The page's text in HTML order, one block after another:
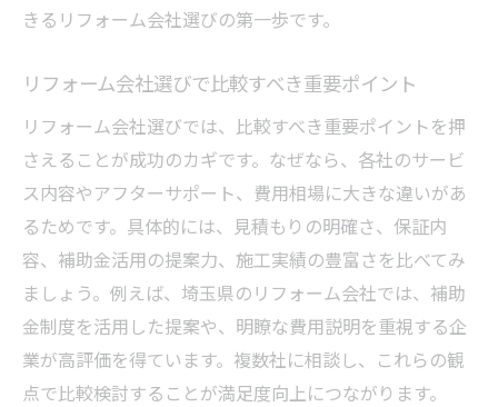
おすすめリフォーム会社の費用感を知る方
補助金を活用した賢いリフォーム方法とは
埼玉リフォーム補助金の最新情報と申請手
順
補助金を使ったリフォーム費用節約の実践
例
補助金対象リフォーム会社選びでの注意点
失敗しない補助金活用リフォームの流れ
補助金制度活用で理想のリフォームを実現
補助金情報の正しい入手先と活用ポイント
きるリフォーム会社選びの第一歩です。
リフォーム会社選びで比較すべき重要ポイント
リフォーム会社選びでは、比較すべき重要ポイントを押
さえることが成功のカギです。なぜなら、各社のサービ
ス内容やアフターサポート、費用相場に大きな違いがあ
るためです。具体的には、見積もりの明確さ、保証内
容、補助金活用の提案力、施工実績の豊富さを比べてみ
ましょう。例えば、埼玉県のリフォーム会社では、補助
金制度を活用した提案や、明瞭な費用説明を重視する企
業が高評価を得ています。複数社に相談し、これらの観
点で比較検討することが満足度向上につながります。